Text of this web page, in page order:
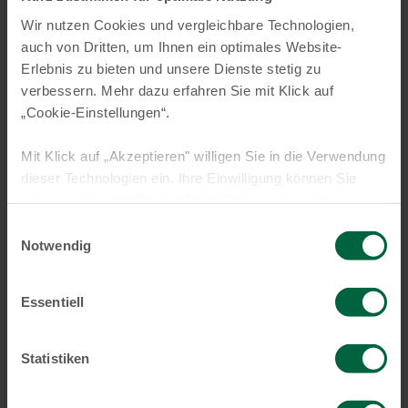
Wir nutzen Cookies und vergleichbare Technologien,
auch von Dritten, um Ihnen ein optimales Website-
Erlebnis zu bieten und unsere Dienste stetig zu
verbessern. Mehr dazu erfahren Sie mit Klick auf
„Cookie-Einstellungen“.
Mit Klick auf „Akzeptieren" willigen Sie in die Verwendung
dieser Technologien ein. Ihre Einwilligung können Sie
Notwendig
Essentiell
Statistiken
KT Bank AG: Warum viele Verbraucher
Finanzierungskosten unterschätzen – und